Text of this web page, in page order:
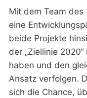
Mit dem Team des
eine
beide Projekte
der „Ziellinie
haben und den
Ansatz verfolgen.
sich die Chance,